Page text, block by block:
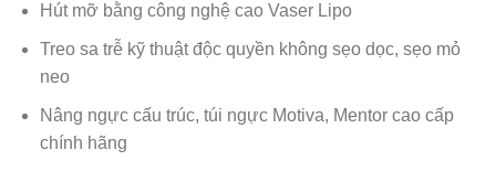
Hút mỡ bằng công nghệ cao Vaser Lipo
Treo sa trễ kỹ thuật độc quyền không sẹo dọc, sẹo mỏ
neo
Nâng ngực cấu trúc, túi ngực Motiva, Mentor cao cấp
chính hãng